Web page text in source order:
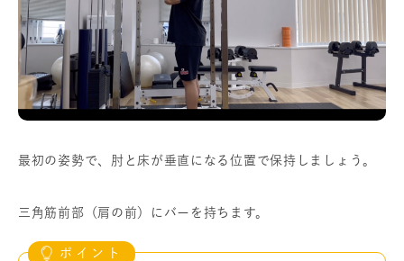
最初の姿勢で、肘と床が垂直になる位置で保持しましょう。
三角筋前部（肩の前）にバーを持ちます。